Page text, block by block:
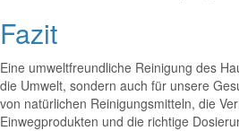
Fazit
Eine umweltfreundliche Reinigung des
die Umwelt, sondern auch für unsere
von natürlichen Reinigungsmitteln, die
Einwegprodukten und die richtige